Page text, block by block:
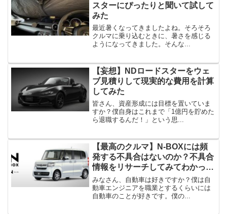
スターにぴったりと聞いて試して
みた
最近暑くなってきましたよね。そろそろ
クルマに乗り込むときに、暑さを感じる
ようになってきました。そんな...
【妄想】NDロードスターをウェ
ブ見積りして現実的な費用を計算
してみた
皆さん、資産形成には目標を置いていま
すか？僕自身はこれまで「1億円を貯めた
ら退職するんだ！」という思...
【最高のクルマ】N-BOXには頻
発する不具合はないのか？不具合
情報をリサーチしてみてわかった
こと
みなさん、自動車は好きですか？僕は自
動車エンジニアを職業とするくらいには
自動車のことが好きです。僕の...